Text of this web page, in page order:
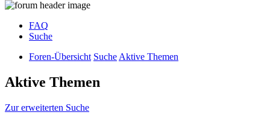
FAQ
Suche
Foren-Übersicht Suche Aktive Themen
Aktive Themen
Zur erweiterten Suche